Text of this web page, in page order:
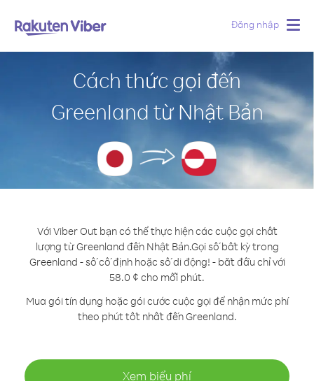
Đăng nhập
Cách thức gọi đến
Greenland từ Nhật Bản
Với Viber Out bạn có thể thực hiện các cuộc gọi chất
lượng từ Greenland đến Nhật Bản.Gọi số bất kỳ trong
Greenland - số cố định hoặc số di động! - bắt đầu chỉ với
58.0 ¢ cho mỗi phút.
Mua gói tín dụng hoặc gói cước cuộc gọi để nhận mức phí
theo phút tốt nhất đến Greenland.
Xem biểu phí